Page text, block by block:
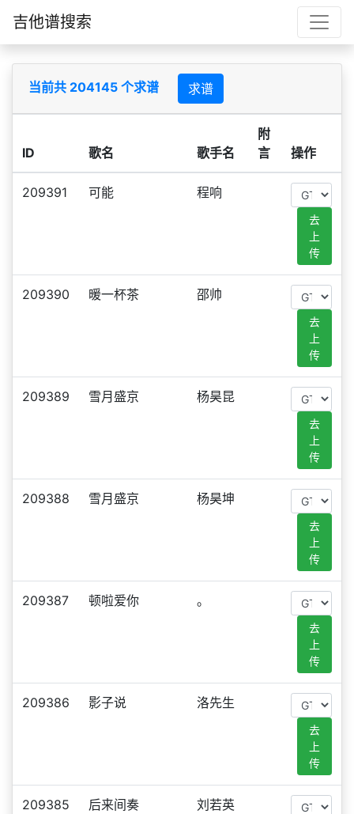
吉他谱搜索
当前共 204145 个求谱 求谱
ID 歌名 歌手名
附
言
操作
209391 可能 程响
去
上
传
209390 暖一杯茶 邵帅
去
上
传
209389 雪月盛京 杨昊昆
去
上
传
209388 雪月盛京 杨昊坤
去
上
传
209387 顿啦爱你 。
去
上
传
209386 影子说 洛先生
去
上
传
209385 后来间奏 刘若英